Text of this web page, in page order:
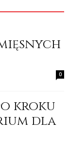
0
kroku
dla